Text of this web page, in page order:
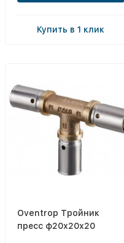
Купить в 1 клик
Oventrop Тройник
пресс ф20х20х20